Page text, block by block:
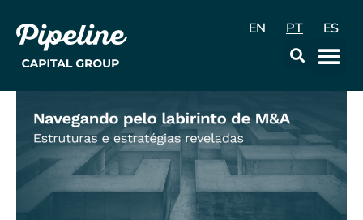
EN PT ES